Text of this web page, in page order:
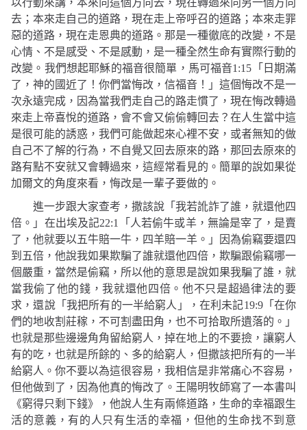
以行動來講，本來向這個方向去，現在轉過來向另一個方向
去；本來走自己的道路，現在走上帝呼召的道路；本來走罪
惡的道路，現在走恩典的道路。那是一種徹底的改變，不是
心情、不是感受、不是感動，是一種全然生命有實際行動的
改變。我們想起耶穌的福音很簡單，馬可福音1:15 「日期滿
了，神的國近了！你們當悔改，信福音！」 這個悔改不是一
次永遠完成，因為當我們走自己的路走慣了，現在悔改轉過
來走上帝喜悅的道路，會不會又偷偷轉回去？在人生當中這
是很可能的誘惑，我們可能做起來心裡不安，或者無知的做
自己不了解的行為，不自覺又回去原來的路，那回去原來的
路有點不安就又會轉過來，這經常看見的。簡單的說如果從
加爾文的角度來看，悔改是一輩子要做的。
進一步跟大家查考，撒該說 「我若訛詐了誰，就還他四
倍。」 在出埃及記22:1
「人若偷牛或羊，無論是宰了，是賣
了，他就要以五牛賠一牛，四羊賠一羊。」
因為偷竊要還四
到五倍，他說我如果欺騙了誰就還他四倍，欺騙跟偷竊哪一
個嚴重，當然是偷竊，所以他的意思是說如果我騙了誰，就
當我偷了他的錢，我就還他四倍。他不只是超過律法的要
求，還說「我把所有的一半給窮人」 ，在利未記19:9「在你
們的地收割莊稼，不可割盡田角，也不可拾取所遺落的。」
也就是那些邊邊角角留給窮人，掉在地上的不要撿，讓窮人
有的吃，也就是所餘的、多的給窮人，但撒該把所有的一半
給窮人。你不要以為這很容易，我相信是非常痛心不容易，
但他做到了，因為他真的悔改了。王陽明牧師寫了一本書叫
《窮得只剩下錢》，他說人生有兩條道路，生命的幸福跟生
活的意義，有的人只有生活的幸福，但他的生命找不到意